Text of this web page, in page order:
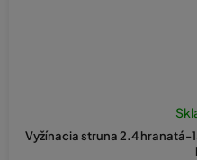
Vyžínacia struna 2.4 hranatá-